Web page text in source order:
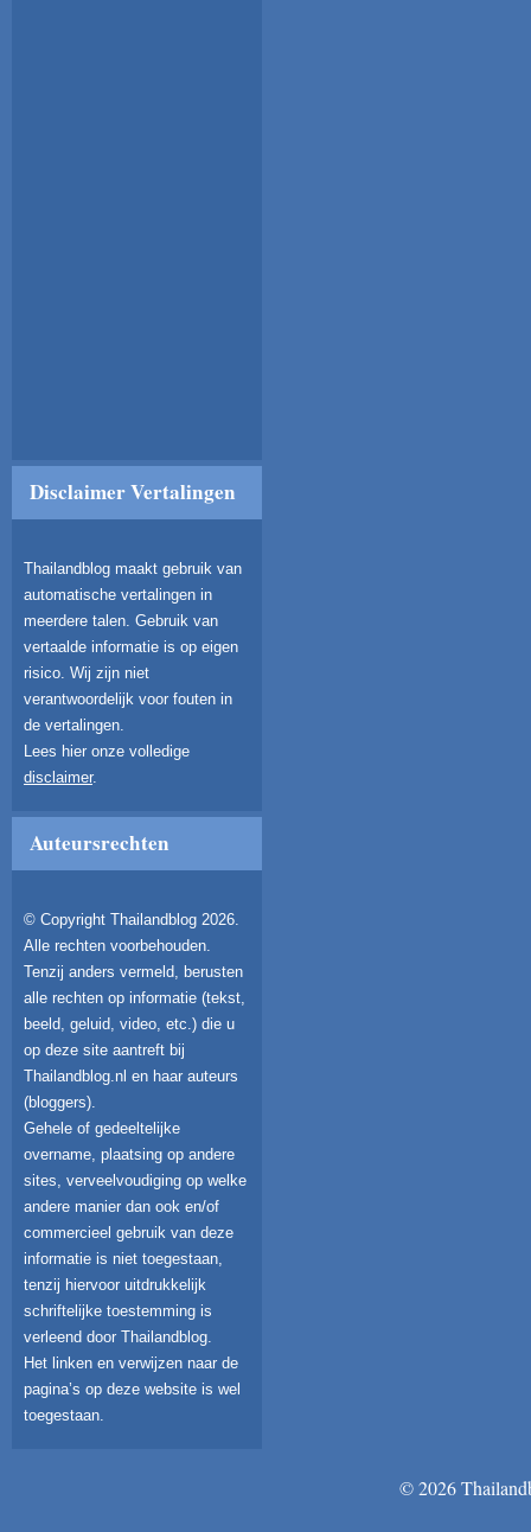
Disclaimer Vertalingen
Thailandblog maakt gebruik van
automatische vertalingen in
meerdere talen. Gebruik van
vertaalde informatie is op eigen
risico. Wij zijn niet
verantwoordelijk voor fouten in
de vertalingen.
Lees hier onze volledige
disclaimer.
Auteursrechten
© Copyright Thailandblog 2026.
Alle rechten voorbehouden.
Tenzij anders vermeld, berusten
alle rechten op informatie (tekst,
beeld, geluid, video, etc.) die u
op deze site aantreft bij
Thailandblog.nl en haar auteurs
(bloggers).
Gehele of gedeeltelijke
overname, plaatsing op andere
sites, verveelvoudiging op welke
andere manier dan ook en/of
commercieel gebruik van deze
informatie is niet toegestaan,
tenzij hiervoor uitdrukkelijk
schriftelijke toestemming is
verleend door Thailandblog.
Het linken en verwijzen naar de
pagina’s op deze website is wel
toegestaan.
© 2026